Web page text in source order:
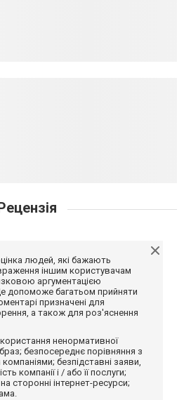
людей, які бажають
іншим користувачам
аргументацією
допоможе багатьом прийняти
призначені для
а також для роз'яснення
ненормативної
безпосереднє порівняння з
безпідставні заяви,
компанії і / або її послуги;
сторонні інтернет-ресурси;